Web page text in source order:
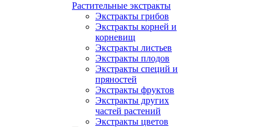
Растительные экстракты
Экстракты грибов
Экстракты корней и
корневищ
Экстракты листьев
Экстракты плодов
Экстракты специй и
пряностей
Экстракты фруктов
Экстракты других
частей растений
Экстракты цветов